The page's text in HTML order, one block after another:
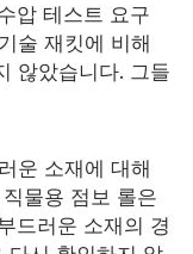
압 테스트 요구
술 재킷에 비해
않았습니다. 그들
운 소재에 대해
물용 점보 롤은
드러운 소재의 경